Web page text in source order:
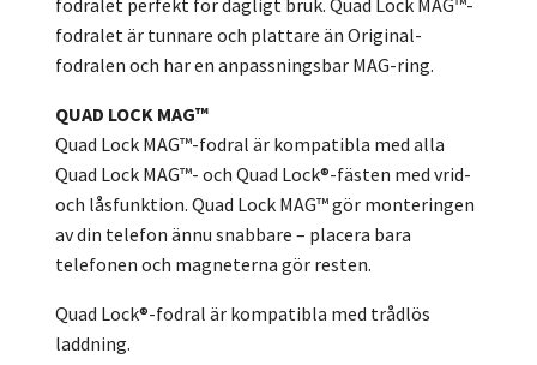
fodralet perfekt för dagligt bruk. Quad Lock MAG™-
fodralet är tunnare och plattare än Original-
fodralen och har en anpassningsbar MAG-ring.
QUAD LOCK MAG™
Quad Lock MAG™-fodral är kompatibla med alla
Quad Lock MAG™- och Quad Lock®-fästen med vrid-
och låsfunktion. Quad Lock MAG™ gör monteringen
av din telefon ännu snabbare – placera bara
telefonen och magneterna gör resten.
Quad Lock®-fodral är kompatibla med trådlös
laddning.